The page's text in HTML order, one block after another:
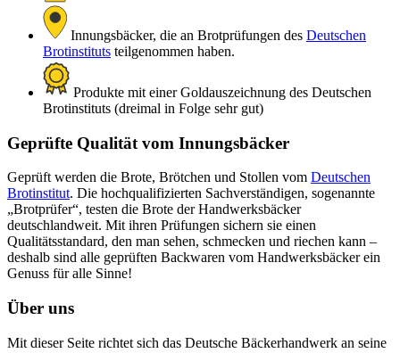
Innungsbäcker, die an Brotprüfungen des Deutschen
Brotinstituts teilgenommen haben.
Produkte mit einer Goldauszeichnung des Deutschen
Brotinstituts (dreimal in Folge sehr gut)
Geprüfte Qualität vom Innungsbäcker
Geprüft werden die Brote, Brötchen und Stollen vom Deutschen
Brotinstitut. Die hochqualifizierten Sachverständigen, sogenannte
„Brotprüfer“, testen die Brote der Handwerksbäcker
deutschlandweit. Mit ihren Prüfungen sichern sie einen
Qualitätsstandard, den man sehen, schmecken und riechen kann –
deshalb sind alle geprüften Backwaren vom Handwerksbäcker ein
Genuss für alle Sinne!
Über uns
Mit dieser Seite richtet sich das Deutsche Bäckerhandwerk an seine